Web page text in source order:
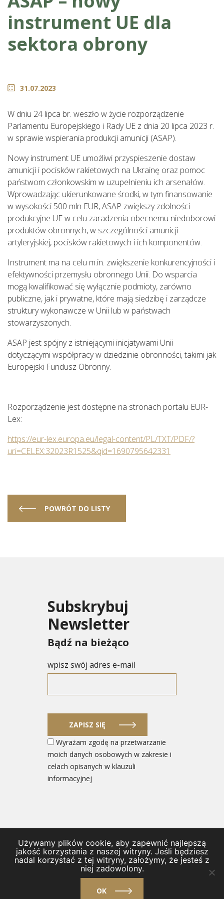
instrument UE dla
sektora obrony
31.07.2023
W dniu 24 lipca br. weszło w życie rozporządzenie
Parlamentu Europejskiego i Rady UE z dnia 20 lipca 2023 r.
w sprawie wspierania produkcji amunicji (ASAP).
Nowy instrument UE umożliwi przyspieszenie dostaw
amunicji i pocisków rakietowych na Ukrainę oraz pomoc
państwom członkowskim w uzupełnieniu ich arsenałów.
Wprowadzając ukierunkowane środki, w tym finansowanie
w wysokości 500 mln EUR, ASAP zwiększy zdolności
produkcyjne UE w celu zaradzenia obecnemu niedoborowi
produktów obronnych, w szczególności amunicji
artyleryjskiej, pocisków rakietowych i ich komponentów.
Instrument ma na celu m.in. zwiększenie konkurencyjności i
efektywności przemysłu obronnego Unii. Do wsparcia
mogą kwalifikować się wyłącznie podmioty, zarówno
publiczne, jak i prywatne, które mają siedzibę i zarządcze
struktury wykonawcze w Unii lub w państwach
stowarzyszonych.
ASAP jest spójny z istniejącymi inicjatywami Unii
dotyczącymi współpracy w dziedzinie obronności, takimi jak
Europejski Fundusz Obronny.
Rozporządzenie jest dostępne na stronach portalu EUR-
Lex:
https://eur-lex.europa.eu/legal-content/PL/TXT/PDF/?
uri=CELEX:32023R1525&qid=1690795642331
POWRÓT DO LISTY
Subskrybuj
Newsletter
Bądź na bieżąco
wpisz swój adres e-mail
ZAPISZ SIĘ
Wyrażam zgodę na przetwarzanie
moich danych osobowych w zakresie i
celach opisanych w klauzuli
informacyjnej
© 2026 Ministerstwo Rozwoju i Technologii
Polityka prywatności i Deklaracja dostępności
Kontakt
Używamy plików cookie, aby zapewnić najlepszą
jakość korzystania z naszej witryny. Jeśli będziesz
nadal korzystać z tej witryny, założymy, że jesteś z
niej zadowolony.
OK